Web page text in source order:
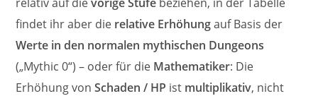
findet ihr aber die relative Erhöhungauf Basis der
Werte in den normalen mythischen Dungeons
(„Mythic 0“) – oder für die Mathematiker: Die
Erhöhung vonSchaden / HP ist multiplikativ, nicht